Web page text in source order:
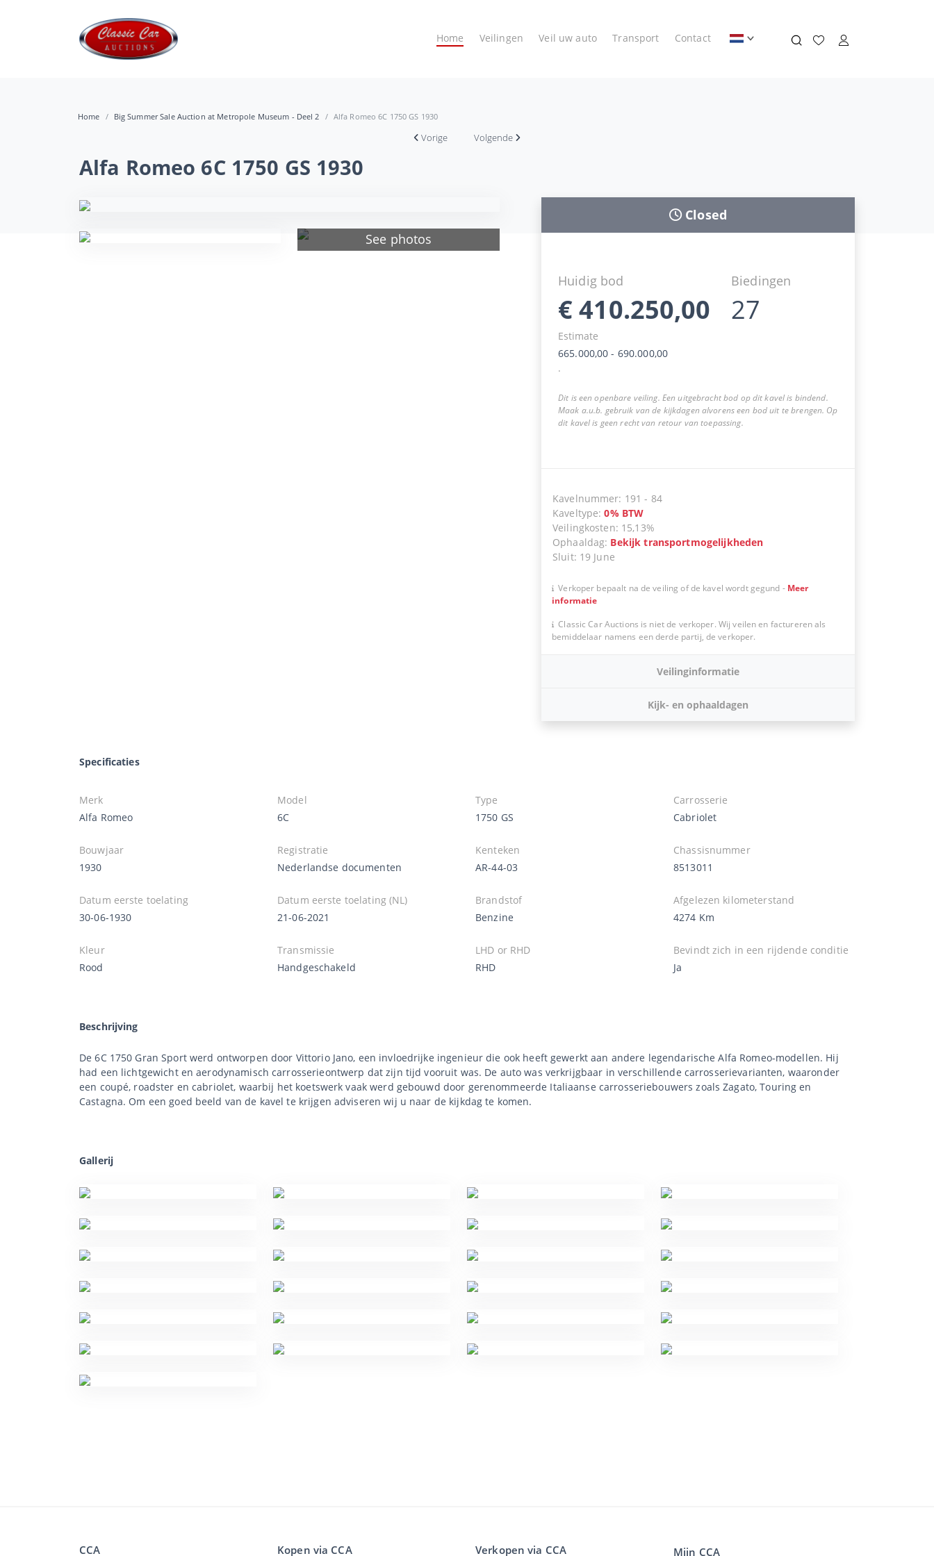
Home Veilingen Veil uw auto Transport Contact
Home Big Summer Sale Auction at Metropole Museum - Deel 2 Alfa Romeo 6C 1750 GS 1930
Vorige Volgende
Alfa Romeo 6C 1750 GS 1930
See photos
Closed
Huidig bod
€410.250,00
Biedingen
27
Estimate
665.000,00 - 690.000,00
.
Dit is een openbare veiling. Een uitgebracht bod op dit kavel is bindend.
Maak a.u.b. gebruik van de kijkdagen alvorens een bod uit te brengen. Op
dit kavel is geen recht van retour van toepassing.
Kavelnummer: 191 - 84
Kaveltype:0% BTW
Veilingkosten: 15,13%
Ophaaldag: Bekijk transportmogelijkheden
Sluit: 19 June
Verkoper bepaalt na de veiling of de kavel wordt gegund - Meer
informatie
Classic Car Auctions is niet de verkoper. Wij veilen en factureren als
bemiddelaar namens een derde partij, de verkoper.
Veilinginformatie
Kijk- en ophaaldagen
Specificaties
Merk
Alfa Romeo
Model
6C
Type
1750 GS
Carrosserie
Cabriolet
Bouwjaar
1930
Registratie
Nederlandse documenten
Kenteken
AR-44-03
Chassisnummer
8513011
Datum eerste toelating
30-06-1930
Datum eerste toelating (NL)
21-06-2021
Brandstof
Benzine
Afgelezen kilometerstand
4274 Km
Kleur
Rood
Transmissie
Handgeschakeld
LHD or RHD
RHD
Bevindt zich in een rijdende conditie
Ja
Beschrijving
De 6C 1750 Gran Sport werd ontworpen door Vittorio Jano, een invloedrijke ingenieur die ook heeft gewerkt aan andere legendarische Alfa Romeo-modellen. Hij
had een lichtgewicht en aerodynamisch carrosserieontwerp dat zijn tijd vooruit was. De auto was verkrijgbaar in verschillende carrosserievarianten, waaronder
een coupé, roadster en cabriolet, waarbij het koetswerk vaak werd gebouwd door gerenommeerde Italiaanse carrosseriebouwers zoals Zagato, Touring en
Castagna. Om een goed beeld van de kavel te krijgen adviseren wij u naar de kijkdag te komen.
Gallerij
CCA Kopen via CCA Verkopen via CCA Mijn CCA